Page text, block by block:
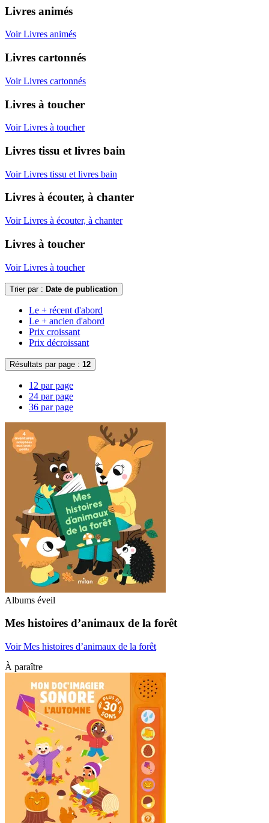
Livres animés
Voir Livres animés
Livres cartonnés
Voir Livres cartonnés
Livres à toucher
Voir Livres à toucher
Livres tissu et livres bain
Voir Livres tissu et livres bain
Livres à écouter, à chanter
Voir Livres à écouter, à chanter
Livres à toucher
Voir Livres à toucher
Trier par : Date de publication
Le + récent d'abord
Le + ancien d'abord
Prix croissant
Prix décroissant
Résultats par page : 12
12 par page
24 par page
36 par page
Albums éveil
Mes histoires d’animaux de la forêt
Voir Mes histoires d’animaux de la forêt
À paraître